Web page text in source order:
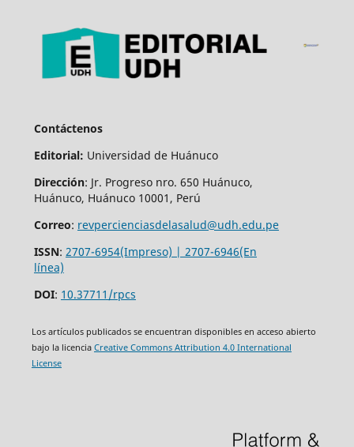
Contáctenos
Editorial: Universidad de Huánuco
Dirección: Jr. Progreso nro. 650 Huánuco,
Huánuco, Huánuco 10001, Perú
Correo: revpercienciasdelasalud@udh.edu.pe
ISSN: 2707-6954(Impreso) | 2707-6946(En
línea)
DOI: 10.37711/rpcs
Los artículos publicados se encuentran disponibles en acceso abierto
bajo la licencia Creative Commons Attribution 4.0 International
License